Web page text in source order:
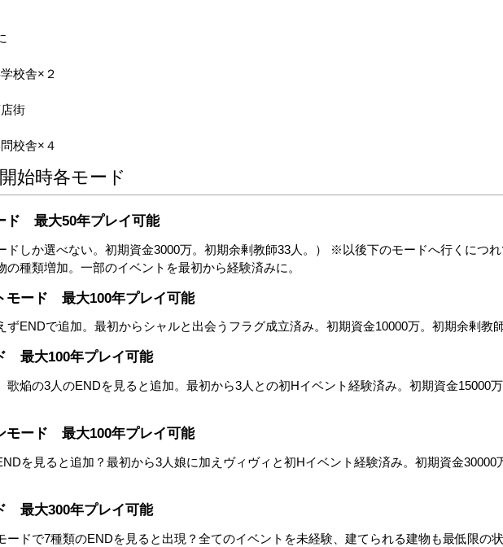
校舎×２
街
校舎×４
始時各モード
ド 最大50年プレイ可能
ドしか選べない。初期資金3000万。初期余剰教師33人。） ※以後下のモードへ行くにつ
の種類増加。一部のイベントを最初から経験済みに。
モード 最大100年プレイ可能
ずENDで追加。最初からシャルと出会うフラグ成立済み。初期資金10000万。初期余剰教師
最大100年プレイ可能
歌焔の3人のENDを見ると追加。最初から3人との初Hイベント経験済み。初期資金15000
モード 最大100年プレイ可能
を見ると追加？最初から3人娘に加えヴィヴィと初Hイベント経験済み。初期資金30000
最大300年プレイ可能
ードで7種類のENDを見ると出現？全てのイベントを未経験、建てられる建物も最低限の